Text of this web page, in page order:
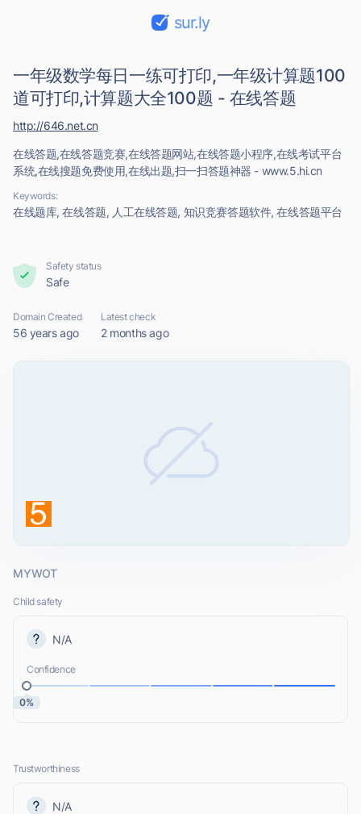
sur.ly
一年级数学每日一练可打印,一年级计算题100
道可打印,计算题大全100题 - 在线答题
在线答题,在线答题竞赛,在线答题网站,在线答题小程序,在线考试平台
系统,在线搜题免费使用,在线出题,扫一扫答题神器 - www.5.hi.cn
Keywords:
在线题库, 在线答题, 人工在线答题, 知识竞赛答题软件, 在线答题平台
http://646.net.cn
Safety status
Safe
Domain Created
56 years ago
Latest check
2 months ago
MYWOT
Child safety
N/A
Confidence
0%
Trustworthiness
N/A